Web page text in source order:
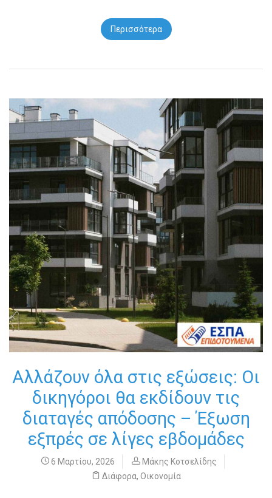
Περισσότερα
Αλλάζουν όλα στις εξώσεις: Οι
δικηγόροι θα εκδίδουν τις
διαταγές απόδοσης – Έξωση
εξπρές σε λίγες εβδομάδες
6 Μαρτίου, 2026
Μάκης Κοτσελίδης
Διάφορα, Οικονομία